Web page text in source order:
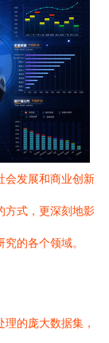
会发展和商业创新
方式，更深刻地影
的各个领域。
的庞大数据集，